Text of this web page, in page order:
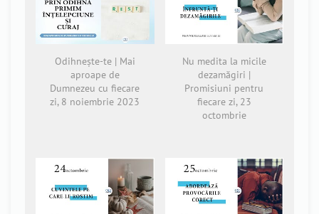
Odihnește-te | Mai
aproape de
Dumnezeu cu fiecare
zi, 8 noiembrie 2023
Nu medita la micile
dezamăgiri |
Promisiuni pentru
fiecare zi, 23
octombrie